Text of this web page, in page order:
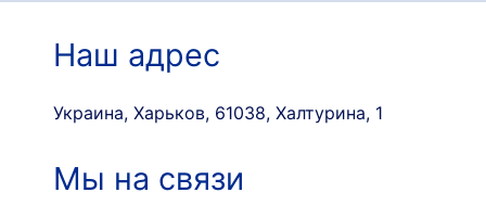
Наш адрес
Украина, Харьков, 61038, Халтурина, 1
Мы на связи